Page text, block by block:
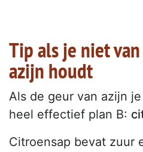
Tip als je niet
azijn houdt
Als de geur van azijn
heel effectief plan B:
Citroensap bevat zuur